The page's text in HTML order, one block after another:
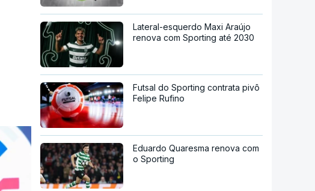
Lateral-esquerdo Maxi Araújo
renova com Sporting até 2030
Futsal do Sporting contrata pivô
Felipe Rufino
Eduardo Quaresma renova com
o Sporting